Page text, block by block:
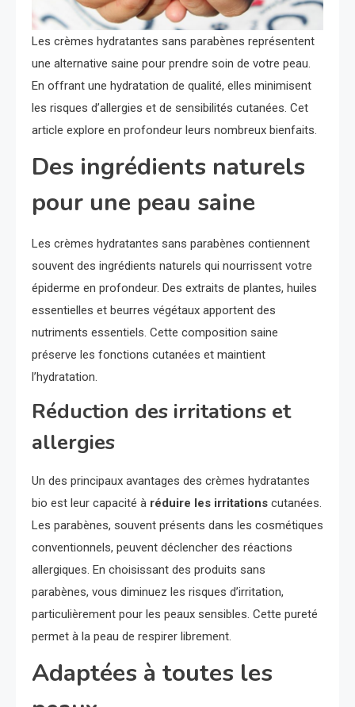
Les crèmes hydratantes sans parabènes représentent
une alternative saine pour prendre soin de votre peau.
En offrant une hydratation de qualité, elles minimisent
les risques d’allergies et de sensibilités cutanées. Cet
article explore en profondeur leurs nombreux bienfaits.
Des ingrédients naturels
pour une peau saine
Les crèmes hydratantes sans parabènes contiennent
souvent des ingrédients naturels qui nourrissent votre
épiderme en profondeur. Des extraits de plantes, huiles
essentielles et beurres végétaux apportent des
nutriments essentiels. Cette composition saine
préserve les fonctions cutanées et maintient
l’hydratation.
Réduction des irritations et
allergies
Un des principaux avantages des crèmes hydratantes
bio est leur capacité à réduire les irritations cutanées.
Les parabènes, souvent présents dans les cosmétiques
conventionnels, peuvent déclencher des réactions
allergiques. En choisissant des produits sans
parabènes, vous diminuez les risques d’irritation,
particulièrement pour les peaux sensibles. Cette pureté
permet à la peau de respirer librement.
Adaptées à toutes les